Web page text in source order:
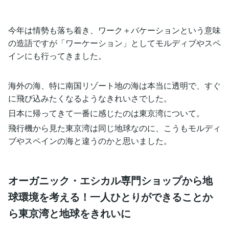
今年は情勢も落ち着き、ワーク＋バケーションという意味
の造語ですが「ワーケーション」としてモルディブやスペ
インにも行ってきました。
海外の海、特に南国リゾート地の海は本当に透明で、すぐ
に飛び込みたくなるようなきれいさでした。
日本に帰ってきて一番に感じたのは東京湾について。
飛行機から見た東京湾は同じ地球なのに、こうもモルディ
ブやスペインの海と違うのかと思いました。
オーガニック・エシカル専門ショップから地
球環境を考える！一人ひとりができることか
ら東京湾と地球をきれいに